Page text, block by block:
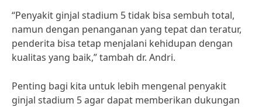
“Penyakit ginjal stadium 5 tidak bisa sembuh total,
namun dengan penanganan yang tepat dan teratur,
penderita bisa tetap menjalani kehidupan dengan
kualitas yang baik,” tambah dr. Andri.
Penting bagi kita untuk lebih mengenal penyakit
ginjal stadium 5 agar dapat memberikan dukungan